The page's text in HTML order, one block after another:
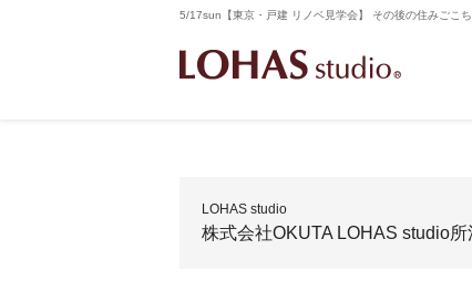
5/17sun【東京・戸建 リノベ見学会】 その後の住みご
LOHAS studio
株式会社OKUTA LOHAS studio